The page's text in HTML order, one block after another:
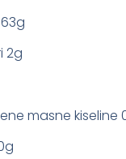
2g
masne kiseline